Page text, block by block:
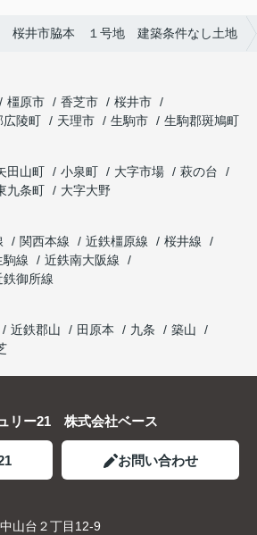
桜井市脇本 １号地 建築条件なし土地
橿原市 香芝市
桜井市
広陵町 天理市 生駒市
生駒郡斑鳩町
田山町 小泉町 大字市場
萩の台
九条町
大字大野
関西本線 近鉄橿原線
桜井線
駒線
近鉄南大阪線
鉄御所線
近鉄郡山 田原本 九条
築山
リー21 株式会社ベース
お問い合わせ
山台２丁目12-9